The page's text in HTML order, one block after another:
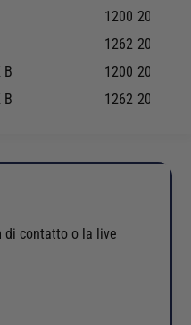
1200 2017-
1262 2016-
B 1200 2018-
B 1262 2017-
di contatto o la live